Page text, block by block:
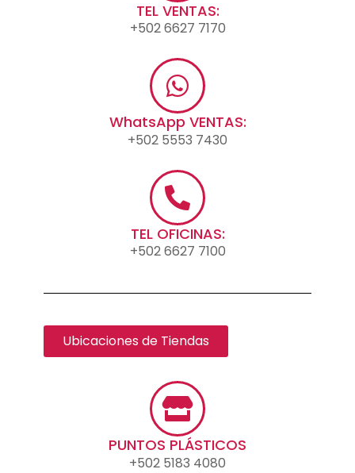
TEL VENTAS:
+502 6627 7170
WhatsApp VENTAS:
+502 5553 7430
TEL OFICINAS:
+502 6627 7100
Ubicaciones de Tiendas
PUNTOS PLÁSTICOS
+502 5183 4080